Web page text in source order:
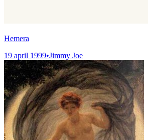
Hemera
19 april 1999•Jimmy Joe